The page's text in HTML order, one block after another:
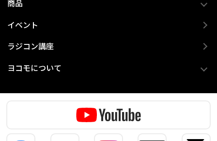
商品
イベント
ラジコン講座
ヨコモについて